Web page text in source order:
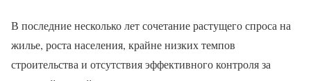
В последние несколько лет сочетание растущего спроса на
жилье, роста населения, крайне низких темпов
строительства и отсутствия эффективного контроля за